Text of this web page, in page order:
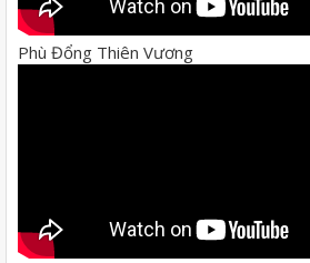
Phù Đổng Thiên Vương